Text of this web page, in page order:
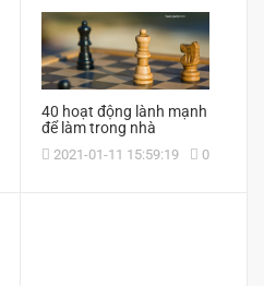
40 hoạt động lành mạnh
để làm trong nhà
2021-01-11 15:59:19 0